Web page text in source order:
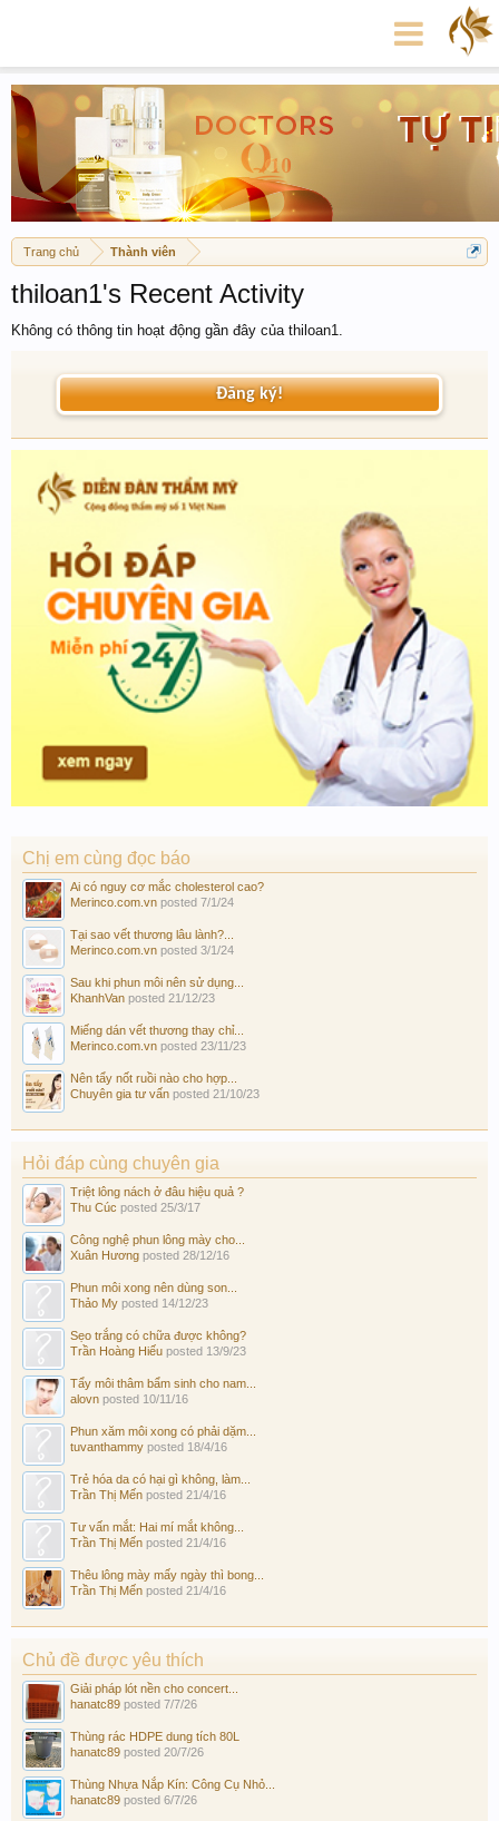
Trang chủ Thành viên
thiloan1's Recent Activity
Không có thông tin hoạt động gần đây của thiloan1.
Đăng ký!
Chị em cùng đọc báo
Ai có nguy cơ mắc cholesterol cao?
Merinco.com.vn posted 7/1/24
Tại sao vết thương lâu lành?...
Merinco.com.vn posted 3/1/24
Sau khi phun môi nên sử dụng...
KhanhVan posted 21/12/23
Miếng dán vết thương thay chỉ...
Merinco.com.vn posted 23/11/23
Nên tẩy nốt ruồi nào cho hợp...
Chuyên gia tư vấn posted 21/10/23
Hỏi đáp cùng chuyên gia
Triệt lông nách ở đâu hiệu quả ?
Thu Cúc posted 25/3/17
Công nghệ phun lông mày cho...
Xuân Hương posted 28/12/16
Phun môi xong nên dùng son...
Thảo My posted 14/12/23
Sẹo trắng có chữa được không?
Trần Hoàng Hiếu posted 13/9/23
Tẩy môi thâm bẩm sinh cho nam...
alovn posted 10/11/16
Phun xăm môi xong có phải dặm...
tuvanthammy posted 18/4/16
Trẻ hóa da có hại gì không, làm...
Trần Thị Mến posted 21/4/16
Tư vấn mắt: Hai mí mắt không...
Trần Thị Mến posted 21/4/16
Thêu lông mày mấy ngày thì bong...
Trần Thị Mến posted 21/4/16
Chủ đề được yêu thích
Giải pháp lót nền cho concert...
hanatc89 posted 7/7/26
Thùng rác HDPE dung tích 80L
hanatc89 posted 20/7/26
Thùng Nhựa Nắp Kín: Công Cụ Nhỏ...
hanatc89 posted 6/7/26